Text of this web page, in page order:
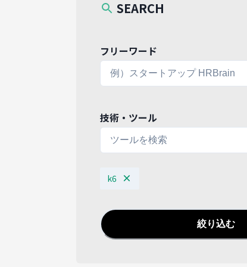
SEARCH
フリーワード
技術・ツール
k6
絞り込む